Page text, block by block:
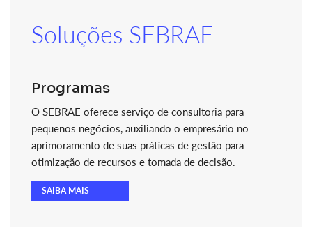
Soluções SEBRAE
Programas
O SEBRAE oferece serviço de consultoria para
pequenos negócios, auxiliando o empresário no
aprimoramento de suas práticas de gestão para
otimização de recursos e tomada de decisão.
SAIBA MAIS